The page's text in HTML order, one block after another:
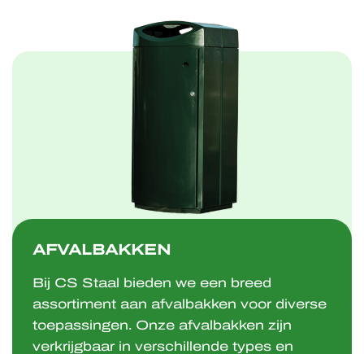
AFVALBAKKEN
Bij CS Staal bieden we een breed
assortiment aan afvalbakken voor diverse
toepassingen. Onze afvalbakken zijn
verkrijgbaar in verschillende types en